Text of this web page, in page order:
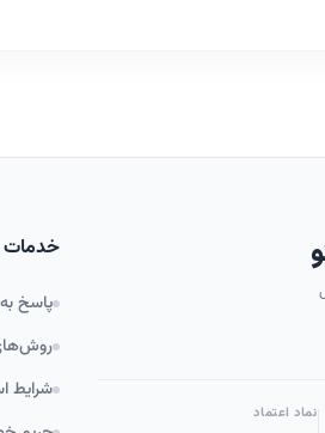
نماد اعتماد
خدمات
پاسخ
شرایط